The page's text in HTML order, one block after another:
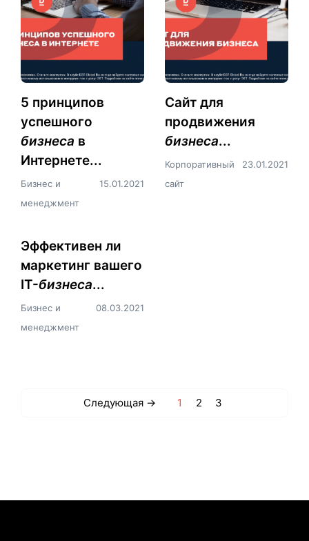
​5 принципов
успешного
бизнеса в
Интернете...
Бизнес и
менеджмент
15.01.2021
Сайт для
продвижения
бизнеса...
Корпоративный
сайт
23.01.2021
Эффективен ли
маркетинг вашего
IT-бизнеса...
Бизнес и
менеджмент
08.03.2021
Следующая → 1 2 3